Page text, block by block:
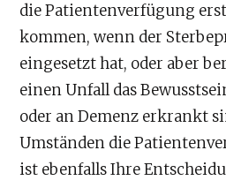
die Patientenverfügung
kommen, wenn der
eingesetzt hat, oder aber
einen Unfall das
oder an Demenz erkrankt
Umständen die
ist ebenfalls Ihre